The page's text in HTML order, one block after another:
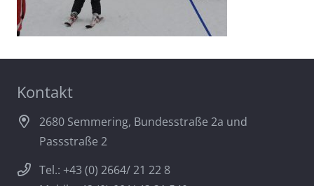
Kontakt
2680 Semmering, Bundesstraße 2a und
Passstraße 2
Tel.: +43 (0) 2664/ 21 22 8